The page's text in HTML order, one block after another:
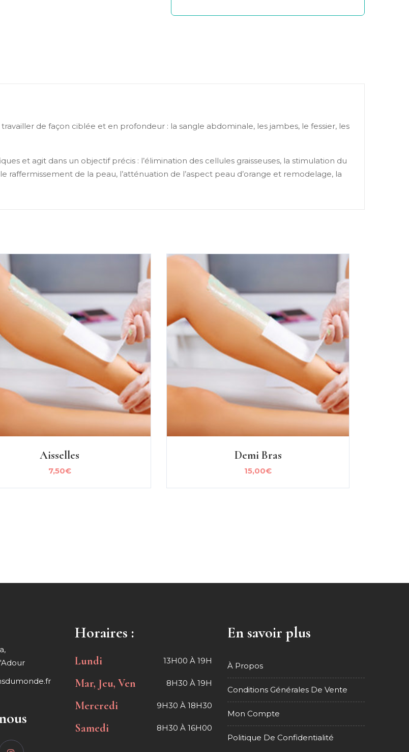
de façon ciblée et en profondeur : la sangle abdominale, les jambes, le fessier, les
et agit dans un objectif précis : l’élimination des cellules graisseuses, la stimulation du
raffermissement de la peau, l’atténuation de l’aspect peau d’orange et remodelage, la
Aisselles
7,50€
Demi Bras
15,00€
Horaires :
Lundi 13H00 À 19H
Mar, Jeu, Ven 8H30 À 19H
Mercredi 9H30 À 18H30
Samedi 8H30 À 16H00
En savoir plus
À Propos
Conditions Générales De Vente
Mon Compte
Politique De Confidentialité